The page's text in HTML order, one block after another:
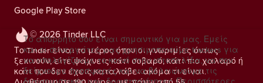
© 2026 Tinder LLC
Το Tinder είναι το μέρος όπου οι γνωριμίες όντως
ξεκινούν, είτε ψάχνεις κάτι σοβαρό, κάτι πιο χαλαρό ή
κάτι που δεν έχεις καταλάβει ακόμα τι είναι.
Google Play Store
Το απόρρητό σου είναι σημαντικό για μας. Εμείς
και οι συνεργάτες μας χρησιμοποιούμε trackers για
να υπολογίζουμε το κοινό στην ιστοσελίδα, να σου
δείχνουμε προσφορές και να βελτιώνουμε τις